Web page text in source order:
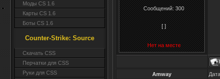
Моды CS 1.6
Карты CS 1.6
Боты CS 1.6
Counter-Strike: Source
Cкачать CSS
Перчатки для CSS
Руки для CSS
Сообщений:300
[ ]
Нет на месте
Amway